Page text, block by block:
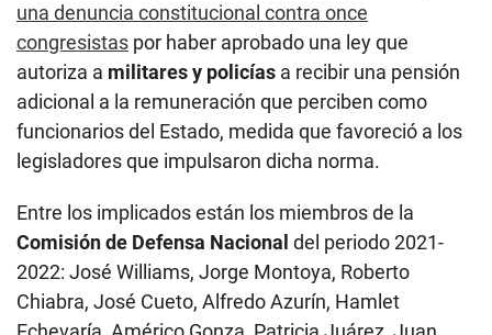
una denuncia constitucional contra once
congresistas por haber aprobado una ley que
autoriza a militares y policías a recibir una pensión
adicional a la remuneración que perciben como
funcionarios del Estado, medida que favoreció a los
legisladores que impulsaron dicha norma.
Entre los implicados están los miembros de la
Comisión de Defensa Nacional del periodo 2021-
2022: José Williams, Jorge Montoya, Roberto
Chiabra, José Cueto, Alfredo Azurín, Hamlet